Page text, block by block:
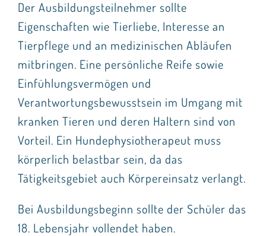
Aufzeichnungen
Kontakt
Warenkorb
Mein Konto
Der Ausbildungsteilnehmer sollte
Eigenschaften wie Tierliebe, Interesse an
Tierpflege und an medizinischen Abläufen
mitbringen. Eine persönliche Reife sowie
Einfühlungsvermögen und
Verantwortungsbewusstsein im Umgang mit
kranken Tieren und deren Haltern sind von
Vorteil. Ein Hundephysiotherapeut muss
körperlich belastbar sein, da das
Tätigkeitsgebiet auch Körpereinsatz verlangt.
Bei Ausbildungsbeginn sollte der Schüler das
18. Lebensjahr vollendet haben.